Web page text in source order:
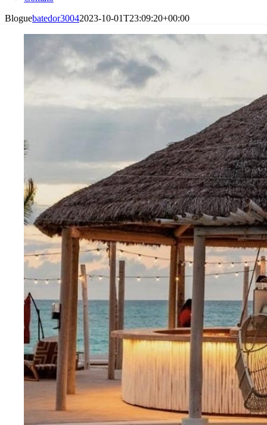
Bloguebatedor30042023-10-01T23:09:20+00:00